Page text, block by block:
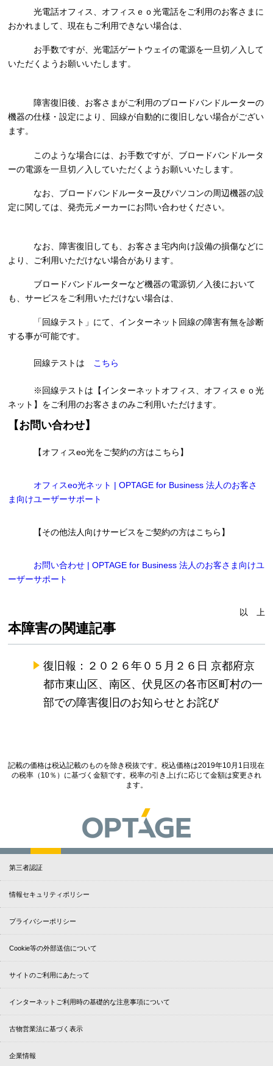
光電話オフィス、オフィスｅｏ光電話をご利用のお客さまに
おかれまして、現在もご利用できない場合は、
お手数ですが、光電話ゲートウェイの電源を一旦切／入して
いただくようお願いいたします。
障害復旧後、お客さまがご利用のブロードバンドルーターの
機器の仕様・設定により、回線が自動的に復旧しない場合がござい
ます。
このような場合には、お手数ですが、ブロードバンドルータ
ーの電源を一旦切／入していただくようお願いいたします。
なお、ブロードバンドルーター及びパソコンの周辺機器の設
定に関しては、発売元メーカーにお問い合わせください。
なお、障害復旧しても、お客さま宅内向け設備の損傷などに
より、ご利用いただけない場合があります。
ブロードバンドルーターなど機器の電源切／入後において
も、サービスをご利用いただけない場合は、
「回線テスト」にて、インターネット回線の障害有無を診断
する事が可能です。
回線テストは こちら
※回線テストは【インターネットオフィス、オフィスｅｏ光
ネット】をご利用のお客さまのみご利用いただけます。
【お問い合わせ】
【オフィスeo光をご契約の方はこちら】
オフィスeo光ネット | OPTAGE for Business 法人のお客さ
ま向けユーザーサポート
【その他法人向けサービスをご契約の方はこちら】
お問い合わせ | OPTAGE for Business 法人のお客さま向けユ
ーザーサポート
以 上
本障害の関連記事
復旧報：２０２６年０５月２６日 京都府京
都市東山区、南区、伏見区の各市区町村の一
部での障害復旧のお知らせとお詫び
記載の価格は税込記載のものを除き税抜です。税込価格は2019年10月1日現在
の税率（10％）に基づく金額です。税率の引き上げに応じて金額は変更され
ます。
第三者認証
情報セキュリティポリシー
プライバシーポリシー
Cookie等の外部送信について
サイトのご利用にあたって
インターネットご利用時の基礎的な注意事項について
古物営業法に基づく表示
企業情報